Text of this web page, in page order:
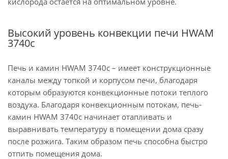
Высокий уровень конвекции печи HWAM
3740c
Печь и камин HWAM 3740c – имеет конструкционные
каналы между топкой и корпусом печи, благодаря
которым образуются конвекционные потоки теплого
воздуха. Благодаря конвекционным потокам, печь-
камин HWAM 3740c начинает отапливать и
выравнивать температуру в помещении дома сразу
после розжига. Таким образом печь способна быстро
отпить помещения дома.